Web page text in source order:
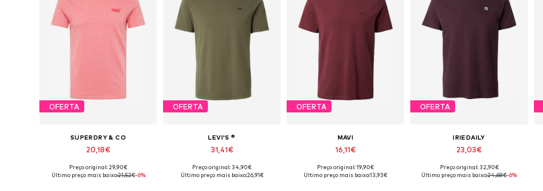
OFERTA
SUPERDRY & CO
20,18€
Tamanhos disponíveis: M, L
Preço original: 29,90€
Último preço mais baixo:21,52€-6%
OFERTA
LEVI'S ®
31,41€
Preço original: 34,90€
Último preço mais baixo:26,91€
OFERTA
MAVI
16,11€
Tamanhos disponíveis: S, XL, XXL
Preço original: 19,90€
Último preço mais baixo:13,93€
OFERTA
IRIEDAILY
23,03€
Tamanhos disponíveis: M, L, XL
Preço original: 32,90€
Último preço mais baixo:24,68€-6%